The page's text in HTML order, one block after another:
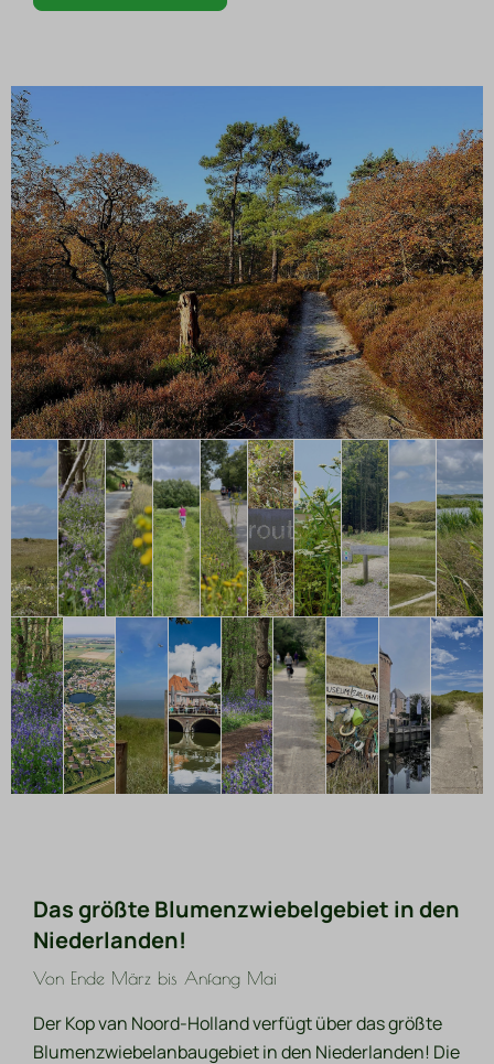
Das größte Blumenzwiebelgebiet in den
Niederlanden!
Von Ende März bis Anfang Mai
Der Kop van Noord-Holland verfügt über das größte
Blumenzwiebelanbaugebiet in den Niederlanden! Die